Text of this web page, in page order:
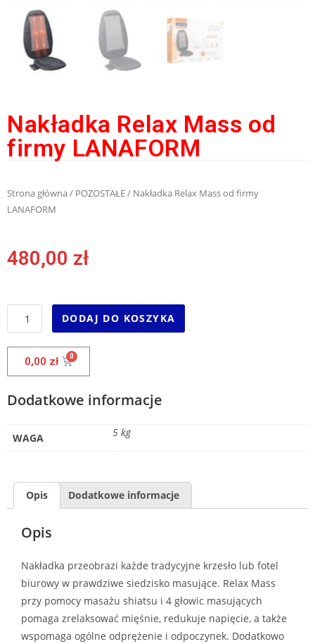
Nakładka Relax Mass od
firmy LANAFORM
Strona główna/ POZOSTAŁE/ Nakładka Relax Mass od firmy
LANAFORM
480,00 zł
DODAJ DO KOSZYKA
0,00 zł
Dodatkowe informacje
WAGA 5 kg
Opis Dodatkowe informacje
Opis
Nakładka przeobrazi każde tradycyjne krzesło lub fotel
biurowy w prawdziwe siedzisko masujące. Relax Mass
przy pomocy masażu shiatsu i 4 głowic masujących
pomaga zrelaksować mięśnie, redukuje napięcie, a także
wspomaga ogólne odprężenie i odpoczynek. Dodatkowo